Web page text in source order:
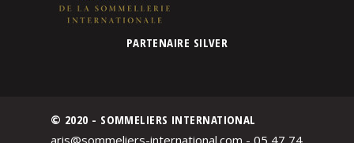
PARTENAIRE SILVER
© 2020 - SOMMELIERS INTERNATIONAL
aris@sommeliers-international.com - 05 47 74